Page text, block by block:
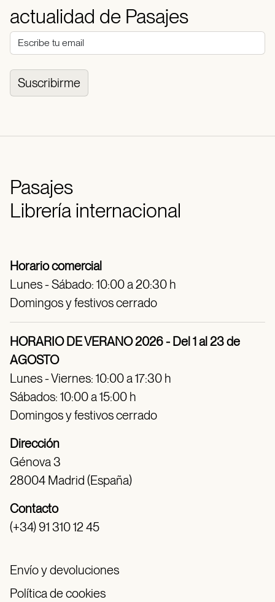
actualidad de Pasajes
Suscribirme
Pasajes
Librería internacional
Horario comercial
Lunes - Sábado: 10:00 a 20:30 h
Domingos y festivos cerrado
HORARIO DE VERANO 2026 - Del 1 al 23 de
AGOSTO
Lunes - Viernes: 10:00 a 17:30 h
Sábados: 10:00 a 15:00 h
Domingos y festivos cerrado
Dirección
Génova 3
28004 Madrid (España)
Contacto
(+34) 91 310 12 45
Envío y devoluciones
Política de cookies